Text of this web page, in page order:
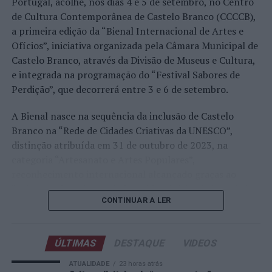
realizado em território nacional. Nuno Borges, Jaime
Faria, Henrique Rocha, Frederico Ferreira Silva, Tiago
Pereira e Tiago Torres integraram o quadro principal,
beneficiando, de igual modo, da reorganização dos wild
cards após as entradas diretas de alguns jogadores.
Entre os portugueses, Tiago Torres e Jaime Faria
protagonizaram as melhores campanhas da edição,
ambos alcançando os quartos de final. Torres assinou
um dos resultados mais marcantes do torneio ao
neerlandês Botic van de Zandschulp, alcançando
também os quartos de final, onde acabou eliminado pelo
de Cultura Contemporânea de Castelo Branco (CCCCB),
a primeira edição da “Bienal Internacional de Artes e
Ofícios”, iniciativa organizada pela Câmara Municipal de
Castelo Branco, através da Divisão de Museus e Cultura,
e integrada na programação do “Festival Sabores de
Perdição”, que decorrerá entre 3 e 6 de setembro.
A Bienal nasce na sequência da inclusão de Castelo
Branco na “Rede de Cidades Criativas da UNESCO”,
distinção atribuída em 31 de outubro de 2023, na
“valor patrimonial, artístico e identitário” do “Bordado
de Castelo Branco”, uma das manifestações mais
da identidade albicastrense.
Ao longo de dois dias, especialistas nacionais e
CONTINUAR A LER
ÚLTIMAS
ATUALIDADE 23 horas atrás